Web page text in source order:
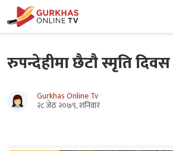
रुपन्देहीमा छैटौ स्मृति दिवस
Gurkhas Online Tv
२८ जेठ २०७९, शनिवार